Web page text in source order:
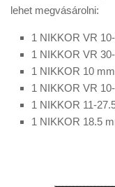
lehet megvásárolni:
1 NIKKOR VR
1 NIKKOR VR
1 NIKKOR 10
1 NIKKOR VR
1 NIKKOR 11-
1 NIKKOR 18.5